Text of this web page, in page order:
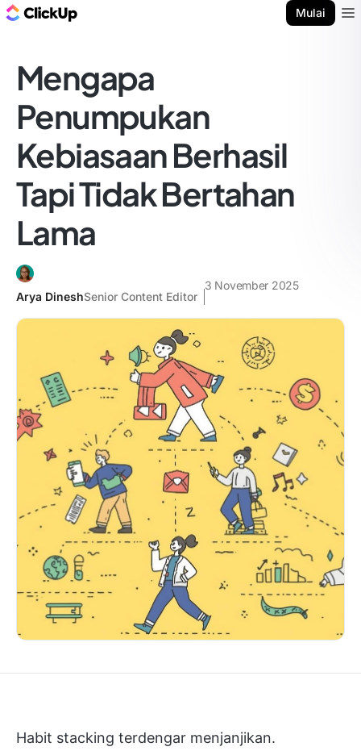
Mulai
Mengapa
Penumpukan
Kebiasaan Berhasil
Tapi Tidak Bertahan
Lama
Arya DineshSenior Content Editor
3 November 2025
Habit stacking terdengar menjanjikan.